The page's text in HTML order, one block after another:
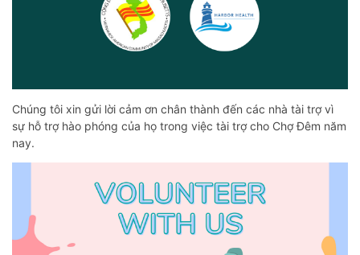
Chúng tôi xin gửi lời cảm ơn chân thành đến các nhà tài trợ vì
sự hỗ trợ hào phóng của họ trong việc tài trợ cho Chợ Đêm năm
nay.